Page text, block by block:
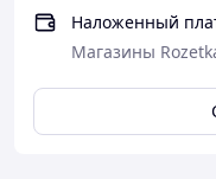
Наложенный
Магазины